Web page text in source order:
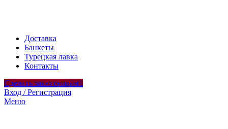
Доставка
Банкеты
Турецкая лавка
Контакты
Сделать заказ онлайн1
Вход / Регистрация
Меню